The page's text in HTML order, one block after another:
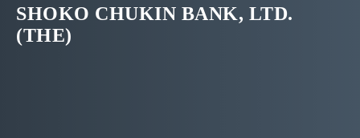
SHOKO CHUKIN BANK, LTD.
(THE)